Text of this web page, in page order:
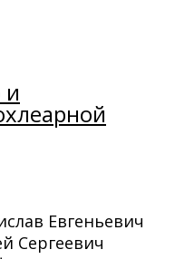
и
Евгеньевич
Сергеевич